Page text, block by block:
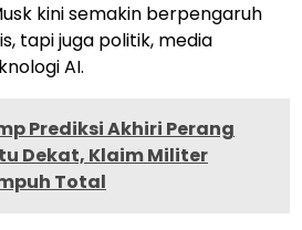
kini semakin berpengaruh
tapi juga politik, media
AI.
Prediksi Akhiri Perang
Dekat, Klaim Militer
Total